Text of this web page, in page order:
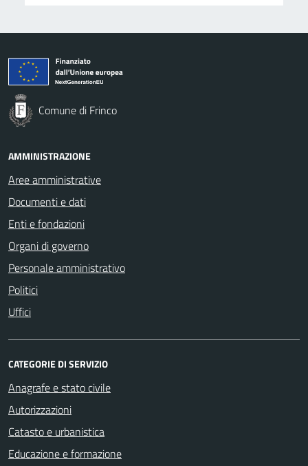
Comune di Frinco
AMMINISTRAZIONE
Aree amministrative
Documenti e dati
Enti e fondazioni
Organi di governo
Personale amministrativo
Politici
Uffici
CATEGORIE DI SERVIZIO
Anagrafe e stato civile
Autorizzazioni
Catasto e urbanistica
Educazione e formazione